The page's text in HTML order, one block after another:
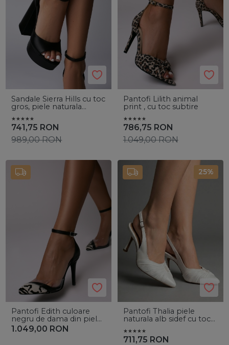
Sandale Sierra Hills cu toc
gros, piele naturala
741,75 RON
989,00RON
Pantofi Lilith animal
print , cu toc subtire
786,75 RON
1.049,00RON
Pantofi Edith culoare
negru de dama din piele
de ponei cu toc subtire
1.049,00 RON
25%
Pantofi Thalia piele
naturala alb sidef cu toc
711,75 RON